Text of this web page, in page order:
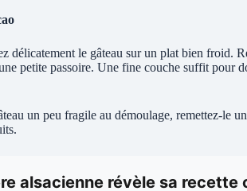
délicatement le gâteau sur un plat bien froid.
petite passoire. Une fine couche suffit pour
un peu fragile au démoulage, remettez-le
alsacienne révèle sa